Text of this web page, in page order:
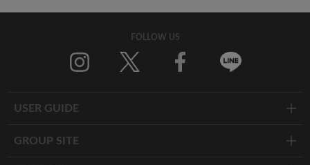
FOLLOW US
USER GUIDE
GROUP SITE